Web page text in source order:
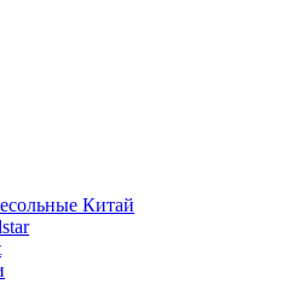
Китай